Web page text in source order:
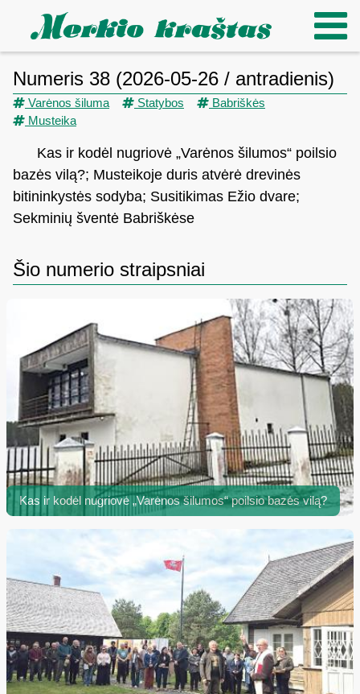
Numeris 38 (2026-05-26 / antradienis)
Varėnos šiluma Statybos
Babriškės
Musteika
Kas ir kodėl nugriovė „Varėnos šilumos“ poilsio
bazės vilą?; Musteikoje duris atvėrė drevinės
bitininkystės sodyba; Susitikimas Ežio dvare;
Sekminių šventė Babriškėse
Šio numerio straipsniai
Kas ir kodėl nugriovė „Varėnos šilumos“ poilsio bazės vilą?